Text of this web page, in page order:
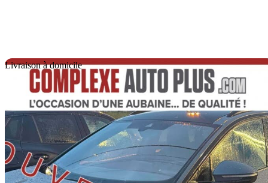
Livraison à domicile